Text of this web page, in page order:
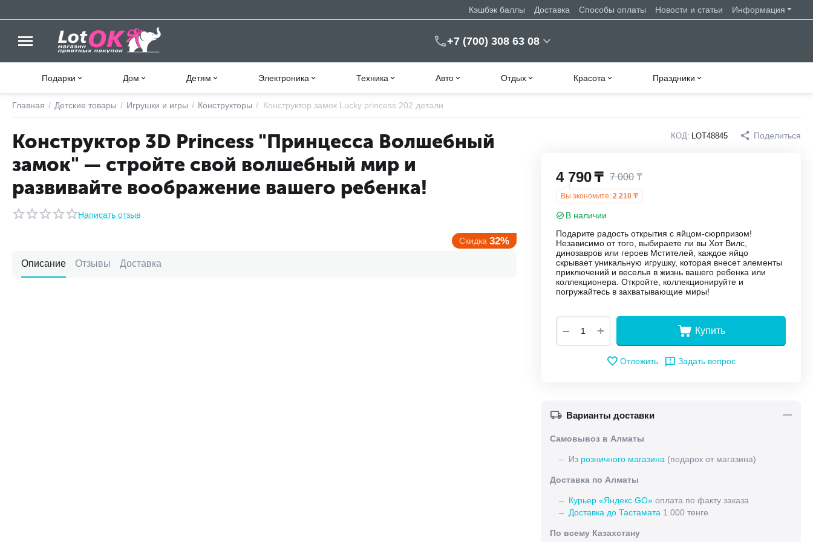
Кэшбэк баллы Доставка Способы оплаты Новости и статьи Информация
+7 (700) 308 63 08
Подарки Дом Детям Электроника Техника Авто Отдых Красота Праздники
Главная / Детские товары / Игрушки и игры / Конструкторы / Конструктор замок Lucky princess 202 детали
Конструктор 3D Princess "Принцесса Волшебный
замок" — стройте свой волшебный мир и
развивайте воображение вашего ребенка!
Написать отзыв
КОД: LOT48845 Поделиться
4 790₸ 7 000 ₸
Вы экономите: 2 210 ₸
В наличии
Подарите радость открытия с яйцом-сюрпризом!
Независимо от того, выбираете ли вы Хот Вилс,
динозавров или героев Мстителей, каждое яйцо
скрывает уникальную игрушку, которая внесет элементы
приключений и веселья в жизнь вашего ребенка или
коллекционера. Откройте, коллекционируйте и
погружайтесь в захватывающие миры!
+
− Купить
Отложить Задать вопрос
Варианты доставки
Самовывоз в Алматы
– Из розничного магазина (подарок от магазина)
Доставка по Алматы
– Курьер «Яндекс GO» оплата по факту заказа
– Доставка до Тастамата 1.000 тенге
По всему Казахстану
Описание Отзывы Доставка